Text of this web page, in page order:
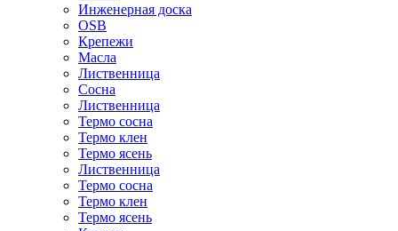
Инженерная доска
OSB
Крепежи
Масла
Лиственница
Сосна
Лиственница
Термо сосна
Термо клен
Термо ясень
Лиственница
Термо сосна
Термо клен
Термо ясень